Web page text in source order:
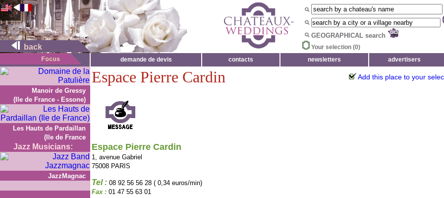
back
GEOGRAPHICAL search
Your selection (0)
demande de devis
contacts newsletters advertisers
Manoir de Gressy
(Ile de France - Essone)
Les Hauts de Pardaillan
(Ile de France
Jazz Musicians:
JazzMagnac
Espace Pierre Cardin Add this place to your
Espace Pierre Cardin
1, avenue Gabriel
75008 PARIS
Tel : 08 92 56 56 28 ( 0,34 euros/min)
Fax : 01 47 55 63 01